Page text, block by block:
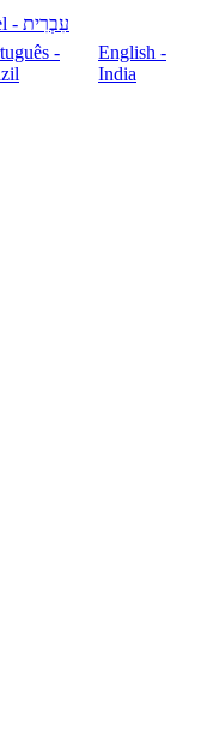
עִבְרִית - Israel
-
English -
India